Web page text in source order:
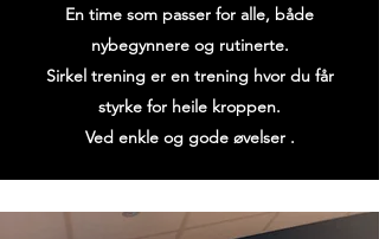
En time som passer for alle, både
nybegynnere og rutinerte.
Sirkel trening er en trening hvor du får
styrke for heile kroppen.
Ved enkle og gode øvelser .